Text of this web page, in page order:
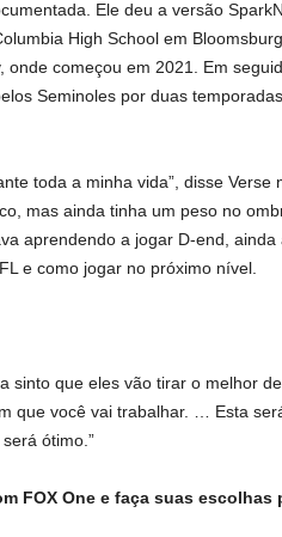
Ele deu a versão
High School em
onde começou em 2021. Em
Seminoles por duas
toda a minha vida”, disse Verse
mas ainda tinha um peso no
aprendendo a jogar D-end,
e como jogar no próximo nível.
sinto que eles vão tirar o melhor
que você vai trabalhar. … Esta
ótimo.”
FOX One e faça suas